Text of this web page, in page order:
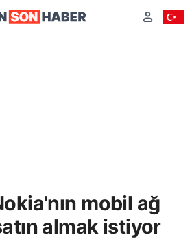
mobil ağ
almak istiyor